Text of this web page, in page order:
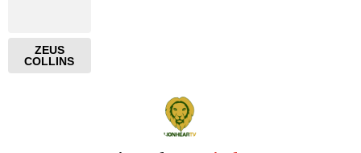
ZEUS
COLLINS